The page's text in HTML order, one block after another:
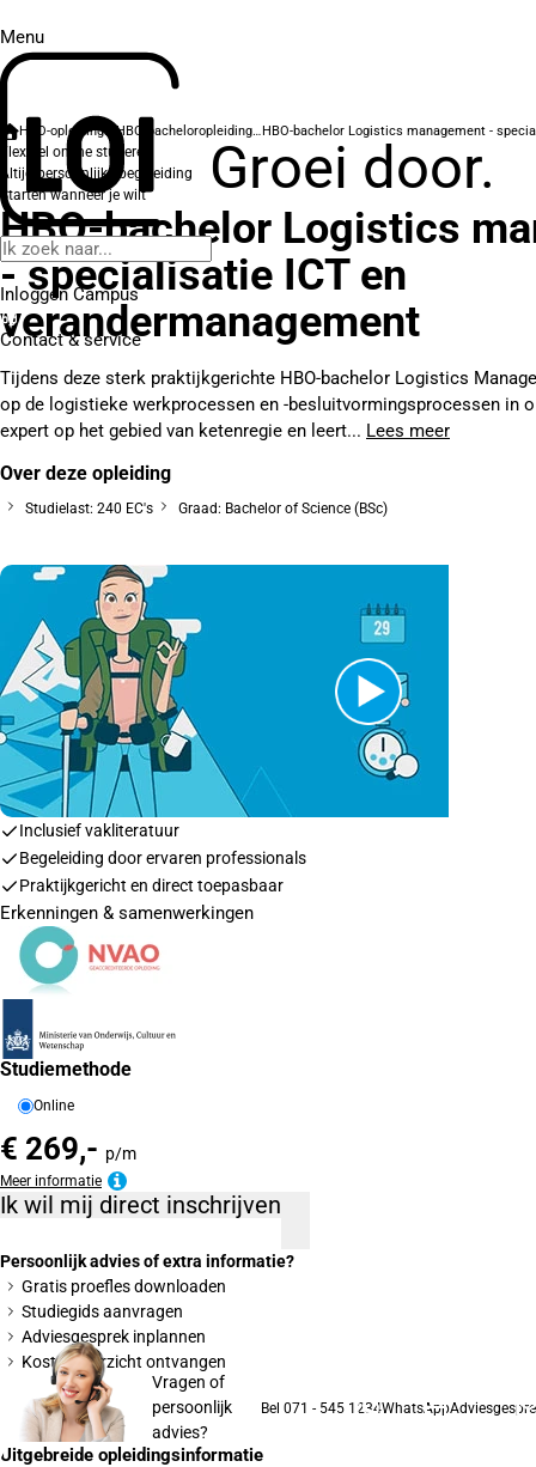
Menu
Groei door.
Inloggen Campus
Contact& service
HBO-opleidingen HBO-bacheloropleidingen
Flexibel online studeren
Altijd persoonlijke begeleiding
Starten wanneer je wilt
HBO-bachelor Logistics
- specialisatie ICT en
verandermanagement
Tijdens deze sterk praktijkgerichte HBO-bachelor Logistics
op de logistieke werkprocessen en -besluitvormingsprocessen in
expert op het gebied van ketenregie en leert... Lees meer
Over deze opleiding
Studielast: 240 EC's Graad: Bachelor of Science (BSc)
Inclusief vakliteratuur
Begeleiding door ervaren professionals
Praktijkgericht en direct toepasbaar
Erkenningen & samenwerkingen
Studiemethode
Online
€ 269,- p/m
Meer informatie
Ik wil mij direct inschrijven
Persoonlijk advies of extra informatie?
Gratis proefles downloaden
Studiegids aanvragen
Adviesgesprek inplannen
Kostenoverzicht ontvangen
Vragen of
persoonlijk
advies?
Bel 071 - 545 1234WhatsApp
Uitgebreide opleidingsinformatie